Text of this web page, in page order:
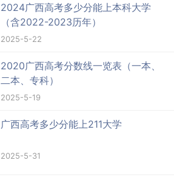
2024广西高考多少分能上本科大学
（含2022-2023历年）
2025-5-22
2020广西高考分数线一览表（一本、
二本、专科）
2025-5-19
广西高考多少分能上211大学
2025-5-31